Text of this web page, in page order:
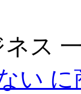
ス
い に